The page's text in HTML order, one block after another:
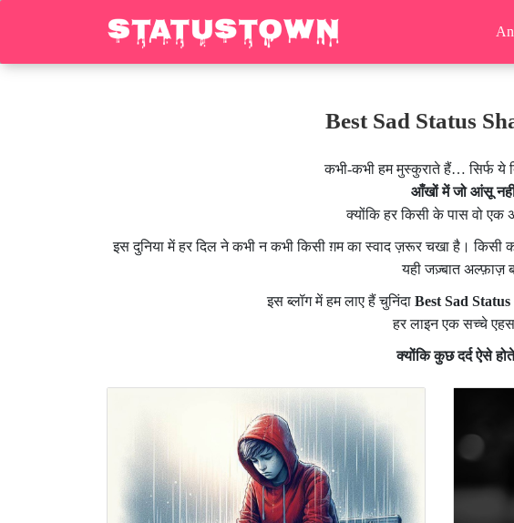
Best Sad Status
कभी-कभी हम मुस्कुराते हैं… सिर्फ ये
आँखों में जो आंसू नहीं
क्योंकि हर किसी के पास वो
इस दुनिया में हर दिल ने कभी न कभी किसी ग़म का स्वाद ज़रूर चखा है।
यही जज़्बात अल्फ़ाज़
इस ब्लॉग में हम लाए हैं चुनिंदा Best Sad
हर लाइन एक सच्चे
क्योंकि कुछ दर्द ऐसे